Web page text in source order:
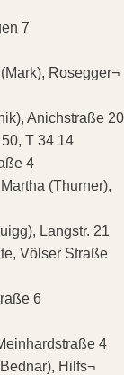
7
Rosegger¬
Anichstraße 20
T 34 14
4
(Thurner),
Langstr. 21
Völser Straße
6
4
Hilfs¬